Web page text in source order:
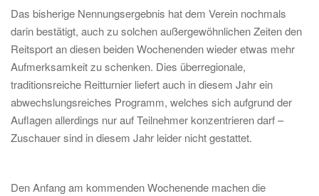
Das bisherige Nennungsergebnis hat dem Verein nochmals
darin bestätigt, auch zu solchen außergewöhnlichen Zeiten den
Reitsport an diesen beiden Wochenenden wieder etwas mehr
Aufmerksamkeit zu schenken. Dies überregionale,
traditionsreiche Reitturnier liefert auch in diesem Jahr ein
abwechslungsreiches Programm, welches sich aufgrund der
Auflagen allerdings nur auf Teilnehmer konzentrieren darf –
Zuschauer sind in diesem Jahr leider nicht gestattet.
Den Anfang am kommenden Wochenende machen die